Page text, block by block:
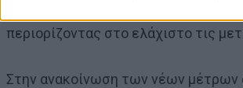
περιορίζοντας στο ελάχιστο τις
Στην ανακοίνωση των νέων μέτρων